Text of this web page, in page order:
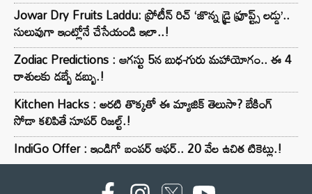
Jowar Dry Fruits Laddu: ప్రోటీన్ రిచ్ ‘జొన్న డ్రై ఫ్రూప్ట్స్ లడ్డు’..
సులువుగా ఇంట్లోనే చేసేయండి ఇలా..!
Zodiac Predictions : ఆగస్టు 5న బుధ-గురు మహాయోగం.. ఈ 4
రాశులకు డబ్బే డబ్బు.!
Kitchen Hacks : అరటి తొక్కతో ఈ మ్యాజిక్ తెలుసా? బేకింగ్
సోడా కలిపితే సూపర్ రిజల్ట్.!
IndiGo Offer : ఇండిగో బంపర్ ఆఫర్.. 20 వేల ఉచిత టికెట్లు.!